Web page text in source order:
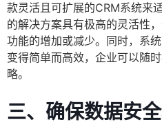
款灵活且可扩展的CRM系统来
的解决方案具有极高的灵活性
功能的增加或减少。同时，系
变得简单而高效，企业可以随
略。
三、确保数据安